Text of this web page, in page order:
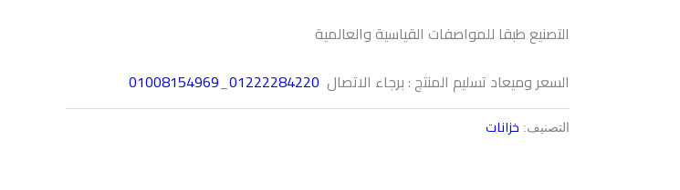
التصنيع طبقا للمواصفات القياسية والعالمية
السعر وميعاد تسليم المنتج : برجاء الاتصال 01222284220
_
01008154969
التصنيف: خزانات